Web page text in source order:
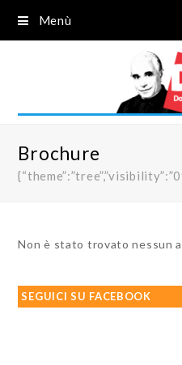
Menù
Brochure
Non è stato trovato nessun
SEGUICI SU FACEBOOK